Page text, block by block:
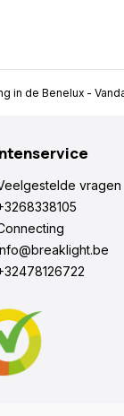
in de Benelux -
vragen